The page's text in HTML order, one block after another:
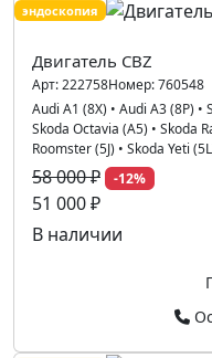
эндоскопия
Двигатель CBZ
Арт:222758Номер:760548
Audi A1 (8X) • Audi A3 (8P) •
Skoda Octavia (A5) • Skoda
Roomster (5J) • Skoda Yeti
58 000 ₽ -12%
51 000 ₽
В наличии